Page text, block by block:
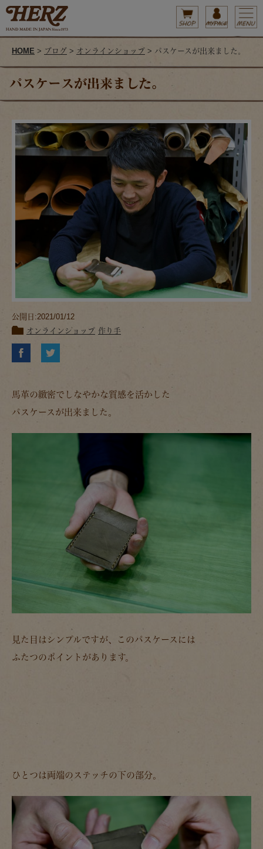
HOME > ブログ > オンラインショップ > パスケースが出来ました。
パスケースが出来ました。
公開日:2021/01/12
オンラインショップ 作り手
馬革の緻密でしなやかな質感を活かした
パスケースが出来ました。
見た目はシンプルですが、このパスケースには
ふたつのポイントがあります。
ひとつは両端のステッチの下の部分。